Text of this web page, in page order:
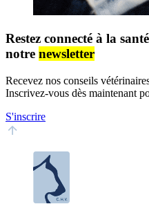
Restez connecté à la
notre newsletter
Recevez nos conseils
Inscrivez-vous dès maintenant
S'inscrire